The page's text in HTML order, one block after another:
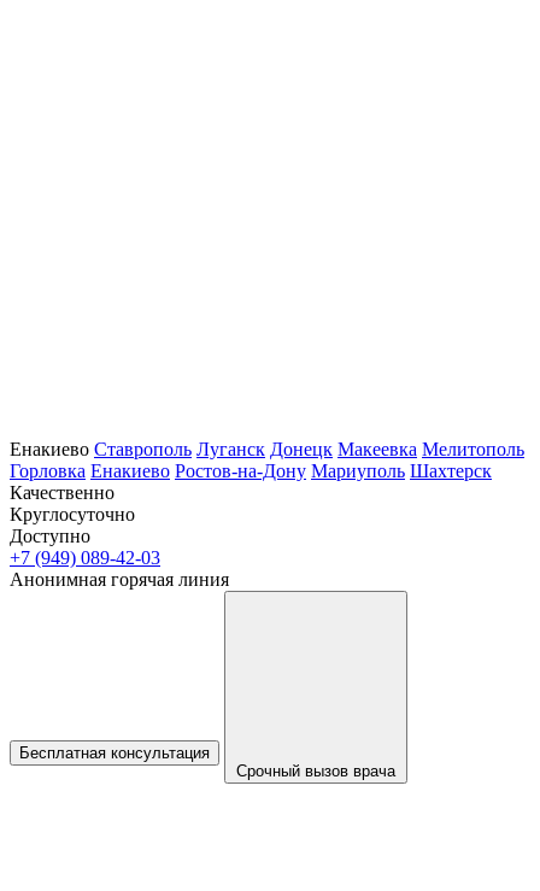
Енакиево Ставрополь Луганск Донецк Макеевка Мелитополь
Горловка Енакиево Ростов-на-Дону Мариуполь Шахтерск
Качественно
Круглосуточно
Доступно
+7 (949) 089-42-03
Анонимная горячая линия
Бесплатная консультация
Срочный вызов врача